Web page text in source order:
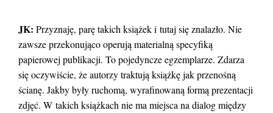
JK: Przyznaję, parę takich książek i tutaj się znalazło. Nie
zawsze przekonująco operują materialną specyfiką
papierowej publikacji. To pojedyncze egzemplarze. Zdarza
się oczywiście, że autorzy traktują książkę jak przenośną
ścianę. Jakby były ruchomą, wyrafinowaną formą prezentacji
zdjęć. W takich książkach nie ma miejsca na dialog między